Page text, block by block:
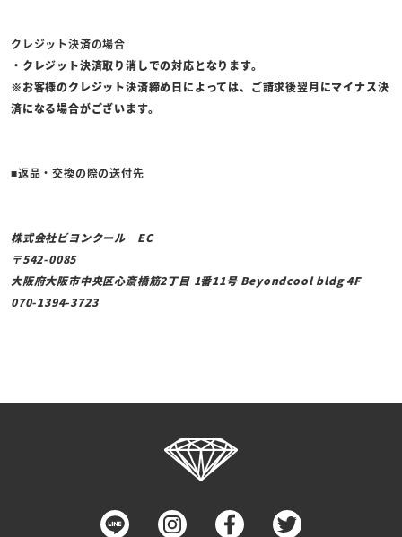
クレジット決済の場合
・クレジット決済取り消しでの対応となります。
※お客様のクレジット決済締め日によっては、ご請求後翌月にマイナス決
済になる場合がございます。
■返品・交換の際の送付先
株式会社ビヨンクール EC
542-0085
大阪府大阪市中央区心斎橋筋2丁目 1番11号 Beyondcool bldg 4F
070-1394-3723